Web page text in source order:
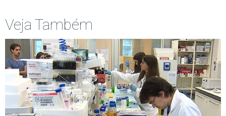
Veja Também